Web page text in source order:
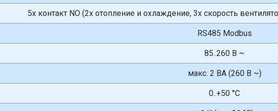
5x контакт NO (2x отопление и охлаждение, 3x скорость
RS485 Modbus
85..260 В ~
макс. 2 ВА (260 В ~)
0..+50 °C